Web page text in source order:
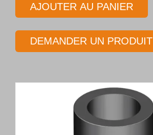
Foret
lèvre
forage
brasée
AJOUTER AU PANIER
DEMANDER UN PRODUIT